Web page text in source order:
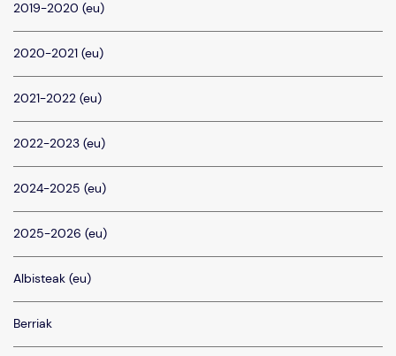
2019-2020 (eu)
2020-2021 (eu)
2021-2022 (eu)
2022-2023 (eu)
2024-2025 (eu)
2025-2026 (eu)
Albisteak (eu)
Berriak